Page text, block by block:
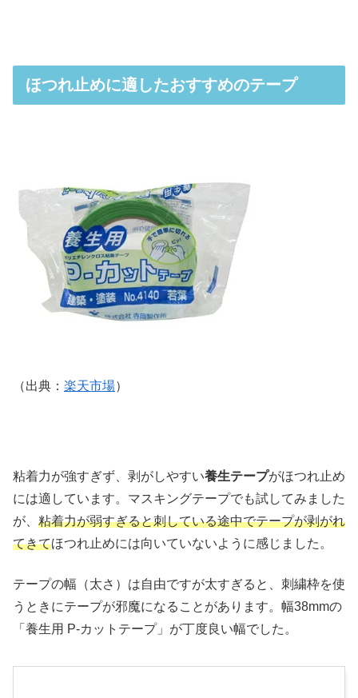
ほつれ止めに適したおすすめのテープ
（出典： 楽天市場）
粘着力が強すぎず、剥がしやすい養生テープがほつれ止め
には適しています。マスキングテープでも試してみました
が、 粘着力が弱すぎると刺している途中でテープが剥がれ
てきてほつれ止めには向いていないように感じました。
テープの幅（太さ）は自由ですが太すぎると、刺繍枠を使
うときにテープが邪魔になることがあります。幅38mmの
「養生用 P-カットテープ」が丁度良い幅でした。